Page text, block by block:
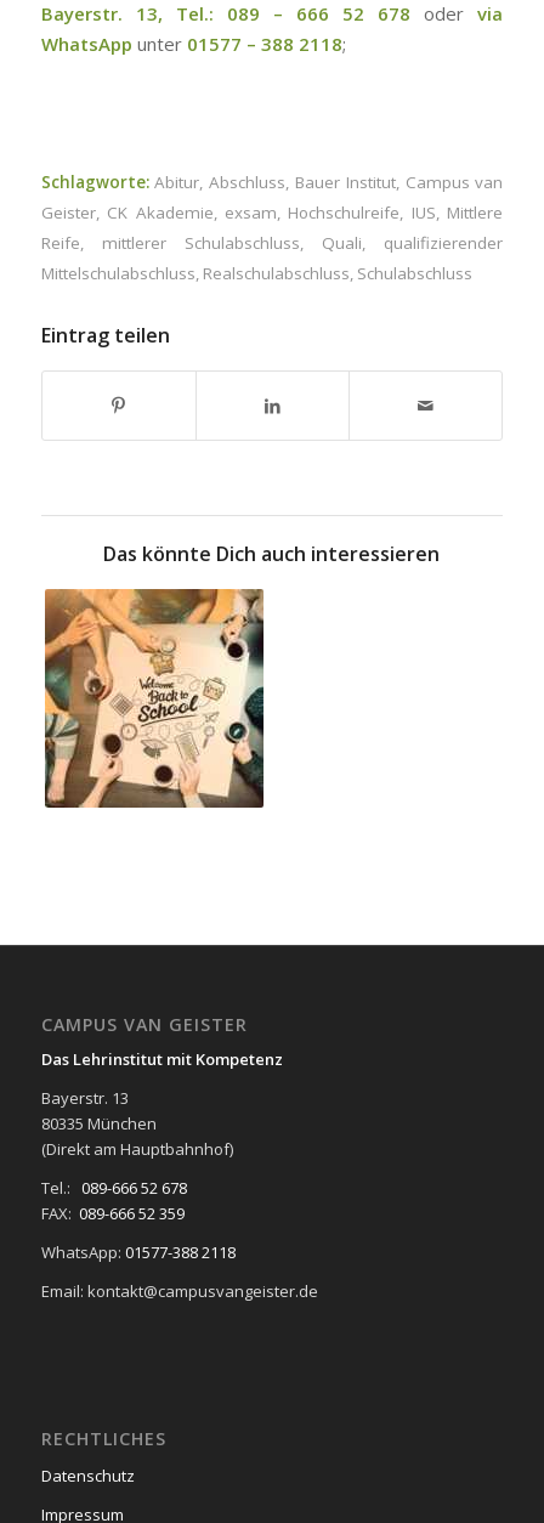
Bayerstr. 13, Tel.: 089 – 666 52 678 odervia
WhatsApp unter 01577 – 388 2118;
Schlagworte: Abitur ,Abschluss Bauer Institut, Campus van
Geister, CK Akademie exsam Hochschulreife IUS
Mittlere
Reife
mittlerer Schulabschluss Quali
qualifizierender
Mittelschulabschluss Realschulabschluss Schulabschluss
Eintrag teilen
Das könnte Dich auch interessieren
CAMPUS VAN GEISTER
Das Lehrinstitut mit Kompetenz
Bayerstr. 13
80335 München
(Direkt am Hauptbahnhof)
Tel.: 089-666 52 678
FAX: 089-666 52 359
WhatsApp: 01577-388 2118
Email: kontakt@campusvangeister.de
RECHTLICHES
Datenschutz
Impressum